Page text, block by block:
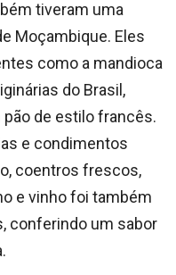
tiveram uma
Moçambique. Eles
como a mandioca
do Brasil,
de estilo francês.
e condimentos
coentros frescos,
e vinho foi também
conferindo um sabor